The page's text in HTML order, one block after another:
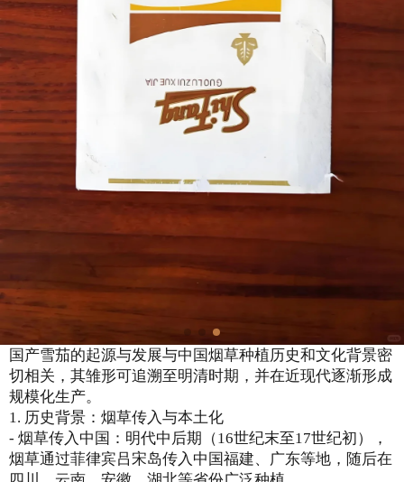
国产雪茄的起源与发展与中国烟草种植历史和文化背景密
切相关，其雏形可追溯至明清时期，并在近现代逐渐形成
规模化生产。
1. 历史背景：烟草传入与本土化
- 烟草传入中国：明代中后期（16世纪末至17世纪初），
烟草通过菲律宾吕宋岛传入中国福建、广东等地，随后在